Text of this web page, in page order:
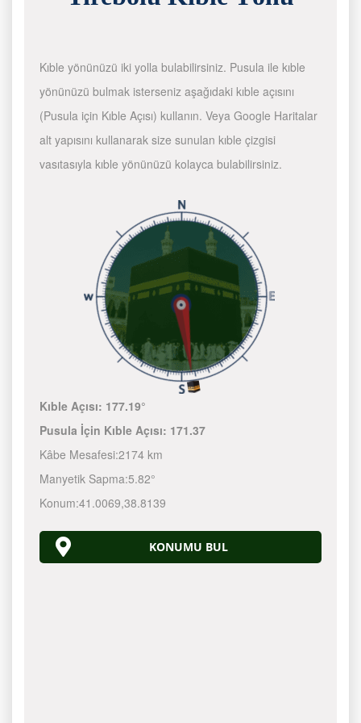
Kıble yönünüzü iki yolla bulabilirsiniz. Pusula ile kıble
yönünüzü bulmak isterseniz aşağıdaki kıble açısını
(Pusula için Kıble Açısı) kullanın. Veya Google Haritalar
alt yapısını kullanarak size sunulan kıble çizgisi
vasıtasıyla kıble yönünüzü kolayca bulabilirsiniz.
Kıble Açısı: 177.19°
Pusula İçin Kıble Açısı: 171.37
Kâbe Mesafesi:2174 km
Manyetik Sapma:5.82°
Konum:41.0069,38.8139
KONUMU BUL